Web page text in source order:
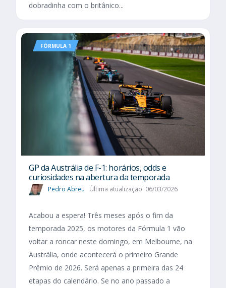
dobradinha com o britânico...
FÓRMULA 1
GP da Austrália de F-1: horários, odds e
curiosidades na abertura da temporada
Pedro Abreu Última atualização: 06/03/2026
Acabou a espera! Três meses após o fim da
temporada 2025, os motores da Fórmula 1 vão
voltar a roncar neste domingo, em Melbourne, na
Austrália, onde acontecerá o primeiro Grande
Prêmio de 2026. Será apenas a primeira das 24
etapas do calendário. Se no ano passado a